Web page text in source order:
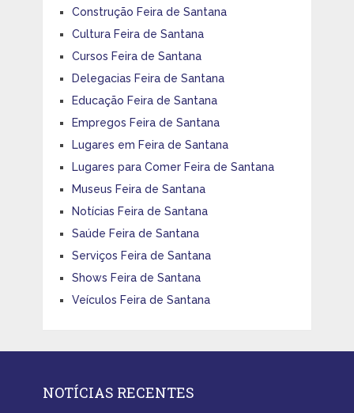
Construção Feira de Santana
Cultura Feira de Santana
Cursos Feira de Santana
Delegacias Feira de Santana
Educação Feira de Santana
Empregos Feira de Santana
Lugares em Feira de Santana
Lugares para Comer Feira de Santana
Museus Feira de Santana
Notícias Feira de Santana
Saúde Feira de Santana
Serviços Feira de Santana
Shows Feira de Santana
Veículos Feira de Santana
NOTÍCIAS RECENTES